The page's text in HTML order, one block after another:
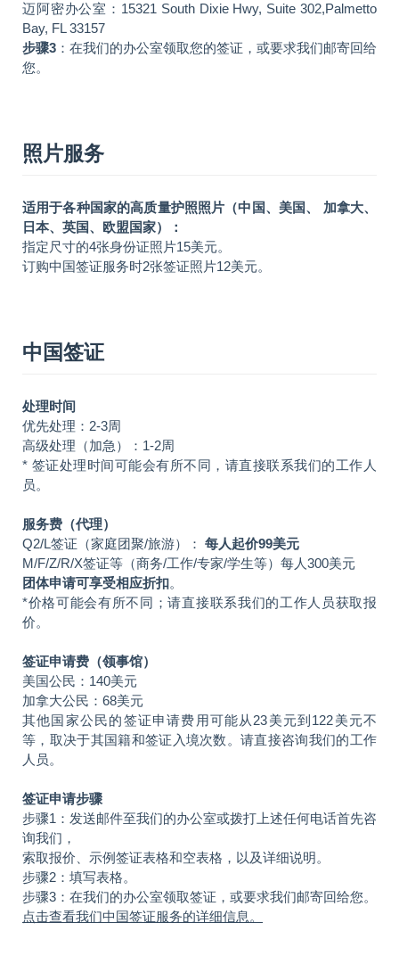
迈阿密办公室：15321 South Dixie Hwy, Suite 302,Palmetto
Bay, FL 33157
步骤3 ：在我们的办公室领取您的签证，或要求我们邮寄回给
您。
照片服务
适用于各种国家的高质量护照照片（中国、美国、 加拿大、
日本、英国、欧盟国家）：
指定尺寸的4张身份证照片15美元。
订购中国签证服务时2张签证照片12美元。
中国签证
处理时间
优先处理：2-3周
高级处理（加急）：1-2周
* 签证处理时间可能会有所不同，请直接联系我们的工作人
员。
服务费（代理）
Q2/L签证（家庭团聚/旅游）： 每人起价99美元
M/F/Z/R/X签证等（商务/工作/专家/学生等）每人300美元
团体申请可享受相应折扣。
*价格可能会有所不同；请直接联系我们的工作人员获取报
价。
签证申请费（领事馆）
美国公民：140美元
加拿大公民：68美元
其他国家公民的签证申请费用可能从23美元到122美元不
等，取决于其国籍和签证入境次数。请直接咨询我们的工作
人员。
签证申请步骤
步骤1：发送邮件至我们的办公室或拨打上述任何电话首先咨
询我们，
索取报价、示例签证表格和空表格，以及详细说明。
步骤2：填写表格。
步骤3：在我们的办公室领取签证，或要求我们邮寄回给您。
点击查看我们中国签证服务的详细信息。